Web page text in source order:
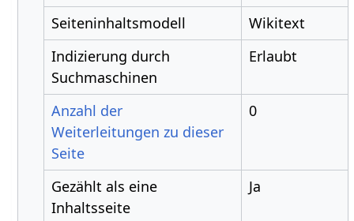
Seiteninhaltsmodell
Wikitext
Indizierung durch
Suchmaschinen
Erlaubt
Anzahl der
Weiterleitungen zu dieser
Seite
0
Gezählt als eine
Inhaltsseite
Ja